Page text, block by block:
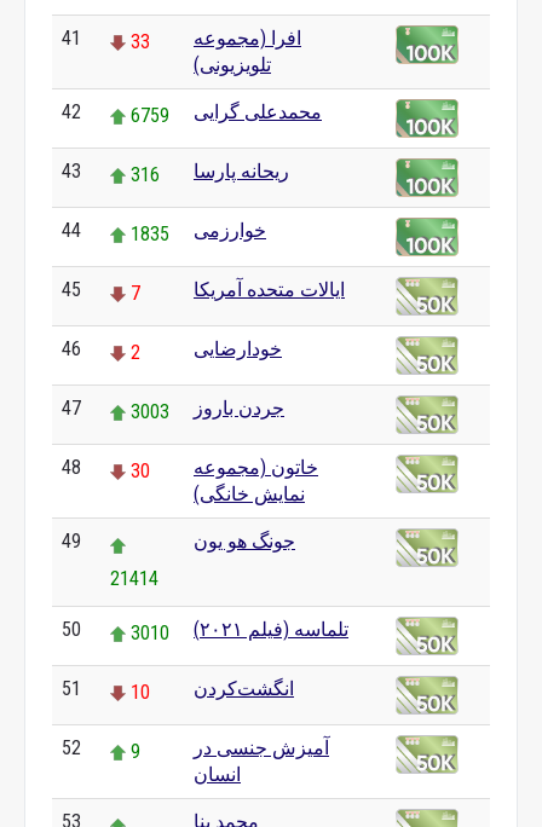
41 33
افرا (مجموعه
تلویزیونی)
42 6759 محمدعلی گرایی
43 316 ریحانه پارسا
44 1835 خوارزمی
45 7 ایالات متحده آمریکا
46 2 خودارضایی
47 3003 جردن باروز
48 30
خاتون (مجموعه
نمایش خانگی)
49
21414
جونگ هو یون
50 3010 تلماسه (فیلم ۲۰۲۱)
51 10 انگشت‌کردن
52 9
آمیزش جنسی در
انسان
53 محمد بنا